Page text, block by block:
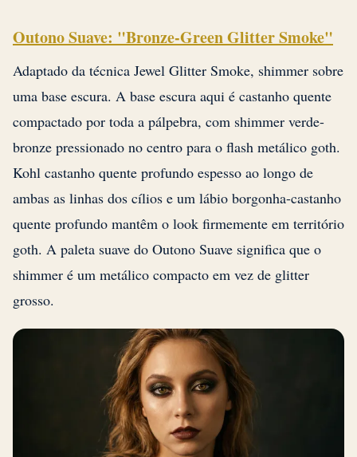
Outono Suave: "Bronze-Green Glitter Smoke"
Adaptado da técnica Jewel Glitter Smoke, shimmer sobre
uma base escura. A base escura aqui é castanho quente
compactado por toda a pálpebra, com shimmer verde-
bronze pressionado no centro para o flash metálico goth.
Kohl castanho quente profundo espesso ao longo de
ambas as linhas dos cílios e um lábio borgonha-castanho
quente profundo mantêm o look firmemente em território
goth. A paleta suave do Outono Suave significa que o
shimmer é um metálico compacto em vez de glitter
grosso.